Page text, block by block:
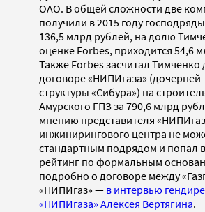
ОАО. В общей сложности две
получили в 2015 году
136,5 млрд рублей, на долю
оценке Forbes, приходится 54,6
Также Forbes засчитал
договоре «НИПИгаза» (дочерней
структуры «Сибура») на
Амурского ГПЗ за 790,6 млрд
мнению представителя
инжинирингового центра не
стандартным подрядом и попал
рейтинг по формальным
подробно о договоре между
«НИПИгаз» — в интервью
«НИПИгаза» Алексея Вертягина.